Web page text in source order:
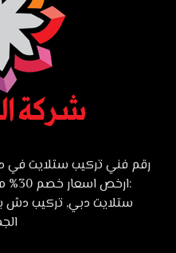
رقم فني تركيب ستلايت في
ستلايت دبي, تركيب دش